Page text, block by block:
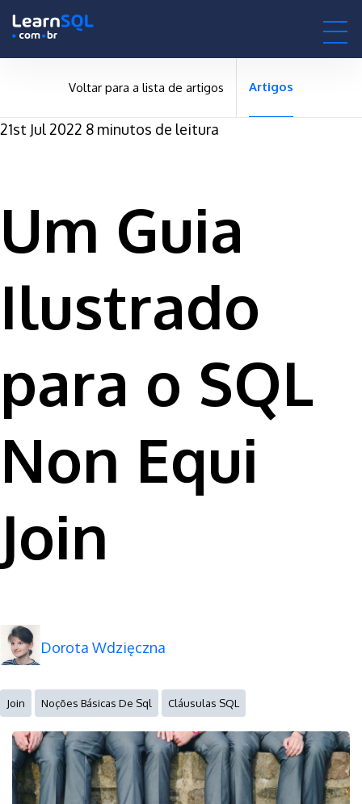
Voltar para a lista de artigos Artigos
21st Jul 2022 8 minutos de leitura
Um Guia
Ilustrado
para o SQL
Non Equi
Join
Dorota Wdzięczna
Join Noções Básicas De Sql Cláusulas SQL